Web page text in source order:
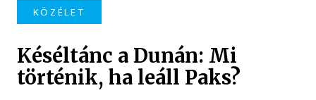
KÖZÉLET
Késéltánc a Dunán: Mi
történik, ha leáll Paks?